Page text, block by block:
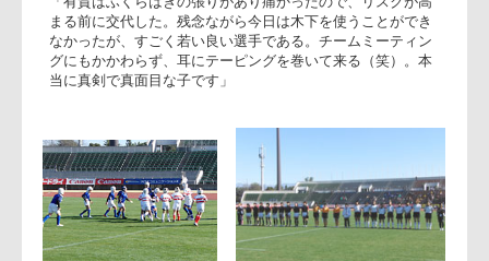
○ジョーンズGM兼監督
「ケースバイケースで見ていく。新しい外国人３人が入って
きたので、誰からスタメンで出して、フィニッシャーで終わ
らせるか、まだ試している最中。次の試合では日和佐がスタ
──プレーオフや、日本選手権に向けては、メンバーを固めた
いのでは。
○ジョーンズGM兼監督
「東芝戦までには固めたい。そこまではミッスクしながらや
っていきたい」